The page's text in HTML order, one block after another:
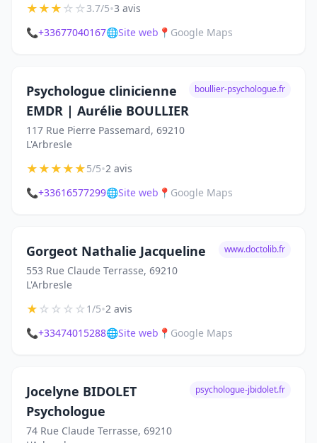
★★★☆☆3.7/5•3 avis
📞+33677040167🌐Site web 📍 Google Maps
Psychologue clinicienne
EMDR | Aurélie BOULLIER
117 Rue Pierre Passemard, 69210
L'Arbresle
boullier-psychologue.fr
★★★★★5/5•2 avis
📞+33616577299🌐Site web 📍 Google Maps
Gorgeot Nathalie Jacqueline
553 Rue Claude Terrasse, 69210
L'Arbresle
www.doctolib.fr
★☆☆☆☆1/5•2 avis
📞+33474015288🌐Site web 📍 Google Maps
Jocelyne BIDOLET
Psychologue
74 Rue Claude Terrasse, 69210
psychologue-jbidolet.fr